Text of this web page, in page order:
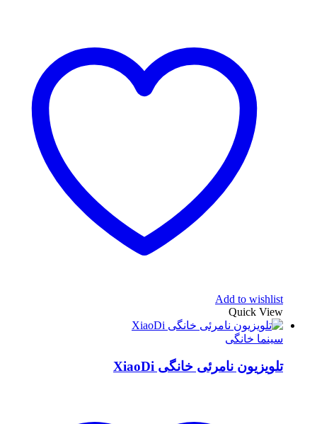
Add to wishlist
Quick View
سینما خانگی
تلویزیون نامرئی خانگی XiaoDi